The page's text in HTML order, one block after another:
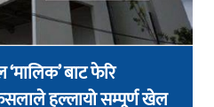
बाट फेरि
फैसलाले हल्लायो सम्पूर्ण खेल